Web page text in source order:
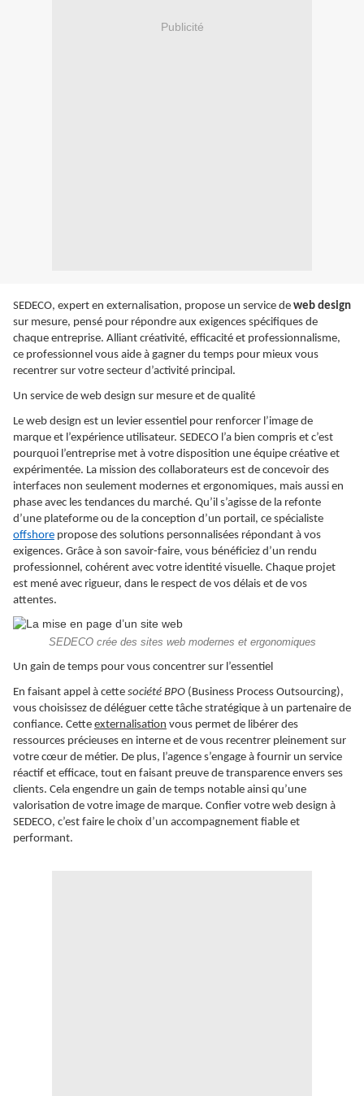
Publicité
SEDECO, expert en externalisation, propose un service de web design
sur mesure, pensé pour répondre aux exigences spécifiques de
chaque entreprise. Alliant créativité, efficacité et professionnalisme,
ce professionnel vous aide à gagner du temps pour mieux vous
recentrer sur votre secteur d’activité principal.
Un service de web design sur mesure et de qualité
Le web design est un levier essentiel pour renforcer l’image de
marque et l’expérience utilisateur. SEDECO l’a bien compris et c’est
pourquoi l’entreprise met à votre disposition une équipe créative et
expérimentée. La mission des collaborateurs est de concevoir des
interfaces non seulement modernes et ergonomiques, mais aussi en
phase avec les tendances du marché. Qu’il s’agisse de la refonte
d’une plateforme ou de la conception d’un portail, ce spécialiste
offshore propose des solutions personnalisées répondant à vos
exigences. Grâce à son savoir-faire, vous bénéficiez d’un rendu
professionnel, cohérent avec votre identité visuelle. Chaque projet
est mené avec rigueur, dans le respect de vos délais et de vos
attentes.
SEDECO crée des sites web modernes et ergonomiques
Un gain de temps pour vous concentrer sur l’essentiel
En faisant appel à cette société BPO (Business Process Outsourcing),
vous choisissez de déléguer cette tâche stratégique à un partenaire de
confiance. Cette externalisation vous permet de libérer des
ressources précieuses en interne et de vous recentrer pleinement sur
votre cœur de métier. De plus, l’agence s’engage à fournir un service
réactif et efficace, tout en faisant preuve de transparence envers ses
clients. Cela engendre un gain de temps notable ainsi qu’une
valorisation de votre image de marque. Confier votre web design à
SEDECO, c’est faire le choix d’un accompagnement fiable et
performant.